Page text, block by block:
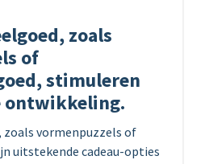
zoals
of
stimuleren
ontwikkeling.
zoals vormenpuzzels of
uitstekende cadeau-opties